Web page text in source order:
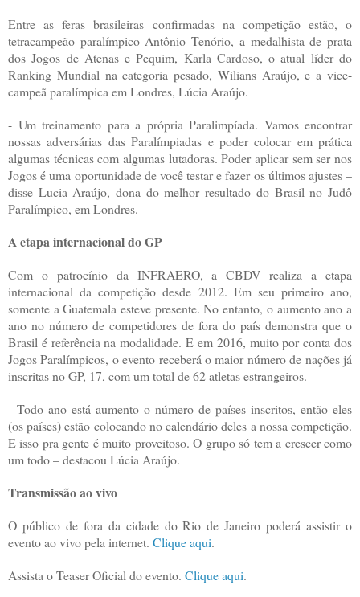
Entre as feras brasileiras confirmadas na competição estão, o
tetracampeão paralímpico Antônio Tenório, a medalhista de prata
dos Jogos de Atenas e Pequim, Karla Cardoso, o atual líder do
Ranking Mundial na categoria pesado, Wilians Araújo, e a vice-
campeã paralímpica em Londres, Lúcia Araújo.
- Um treinamento para a própria Paralimpíada. Vamos encontrar
nossas adversárias das Paralímpiadas e poder colocar em prática
algumas técnicas com algumas lutadoras. Poder aplicar sem ser nos
Jogos é uma oportunidade de você testar e fazer os últimos ajustes –
disse Lucia Araújo, dona do melhor resultado do Brasil no Judô
Paralímpico, em Londres.
A etapa internacional do GP
Com o patrocínio da INFRAERO, a CBDV realiza a etapa
internacional da competição desde 2012. Em seu primeiro ano,
somente a Guatemala esteve presente. No entanto, o aumento ano a
ano no número de competidores de fora do país demonstra que o
Brasil é referência na modalidade. E em 2016, muito por conta dos
Jogos Paralímpicos, o evento receberá o maior número de nações já
inscritas no GP, 17, com um total de 62 atletas estrangeiros.
- Todo ano está aumento o número de países inscritos, então eles
(os países) estão colocando no calendário deles a nossa competição.
E isso pra gente é muito proveitoso. O grupo só tem a crescer como
um todo – destacou Lúcia Araújo.
Transmissão ao vivo
O público de fora da cidade do Rio de Janeiro poderá assistir o
evento ao vivo pela internet. Clique aqui.
Assista o Teaser Oficial do evento. Clique aqui.